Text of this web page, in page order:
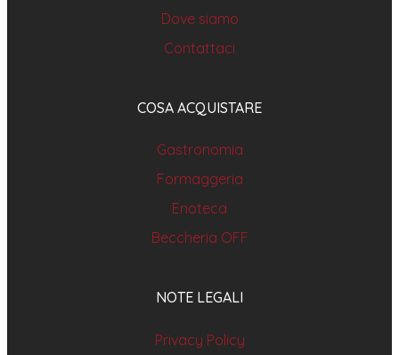
Dove siamo
Contattaci
COSA ACQUISTARE
Gastronomia
Formaggeria
Enoteca
Beccheria OFF
NOTE LEGALI
Privacy Policy